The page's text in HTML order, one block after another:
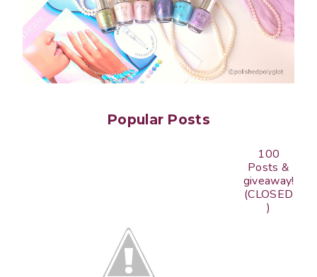
Popular Posts
100
Posts &
giveaway!
(CLOSED
)